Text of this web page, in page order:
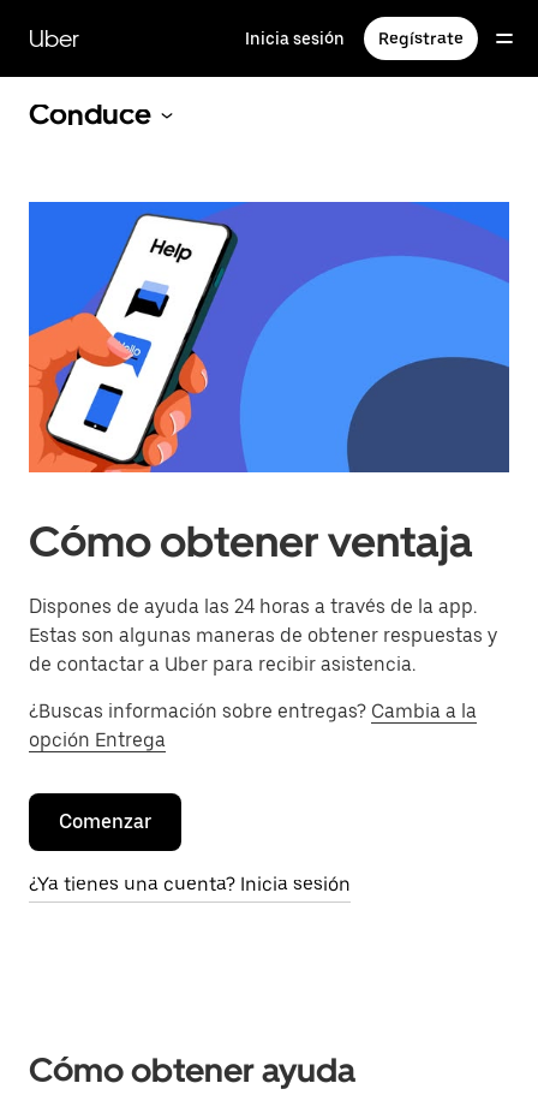
contenido
principal
Uber Inicia sesión Regístrate
Conduce
Cómo obtener ventaja
Dispones de ayuda las 24 horas a través de la app.
Estas son algunas maneras de obtener respuestas y
de contactar a Uber para recibir asistencia.
¿Buscas información sobre entregas? Cambia a la
opción Entrega
Comenzar
¿Ya tienes una cuenta? Inicia sesión
Cómo obtener ayuda